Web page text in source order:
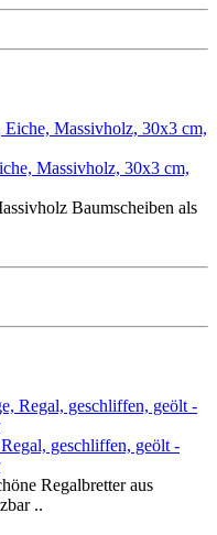
Massivholz, 30x3 cm,
Baumscheiben als
geschliffen, geölt -
Regalbretter aus
..